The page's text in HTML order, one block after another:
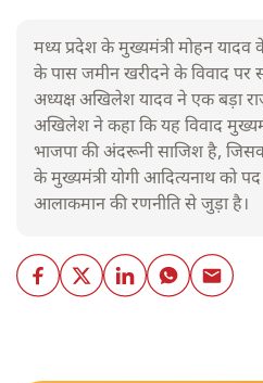
मध्य प्रदेश के मुख्यमंत्री मोहन यादव के
के पास जमीन खरीदने के विवाद पर
अध्यक्ष अखिलेश यादव ने एक बड़ा
अखिलेश ने कहा कि यह विवाद
भाजपा की अंदरूनी साजिश है,
के मुख्यमंत्री योगी आदित्यनाथ को
आलाकमान की रणनीति से जुड़ा है।